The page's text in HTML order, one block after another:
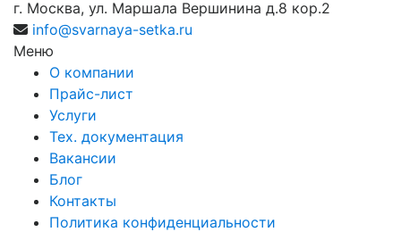
г. Москва, ул. Маршала Вершинина д.8 кор.2
info@svarnaya-setka.ru
Меню
О компании
Прайс-лист
Услуги
Тех. документация
Вакансии
Блог
Контакты
Политика конфиденциальности